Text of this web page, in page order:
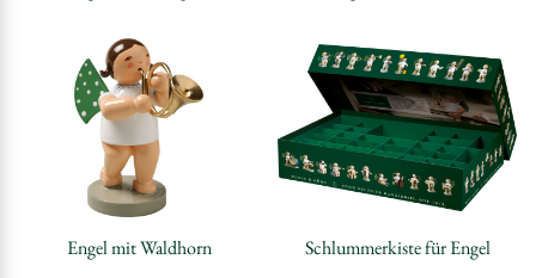
Engel mit Waldhorn Schlummerkiste für Engel